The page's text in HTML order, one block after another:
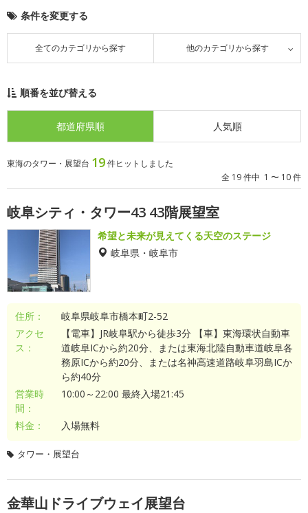
条件を変更する
全てのカテゴリから探す 他のカテゴリから探す
順番を並び替える
都道府県順 人気順
東海のタワー・展望台 19件ヒットしました
全 19 件中 1 〜 10 件
岐阜シティ・タワー43 43階展望室
希望と未来が見えてくる天空のステージ
岐阜県・岐阜市
住所：
岐阜県岐阜市橋本町2-52
アクセ
ス：
【電車】JR岐阜駅から徒歩3分 【車】東海環状自動車
道岐阜ICから約20分、または東海北陸自動車道岐阜各
務原ICから約20分、または名神高速道路岐阜羽島ICか
ら約40分
営業時
間：
10:00～22:00 最終入場21:45
料金： 入場無料
タワー・展望台
金華山ドライブウェイ展望台